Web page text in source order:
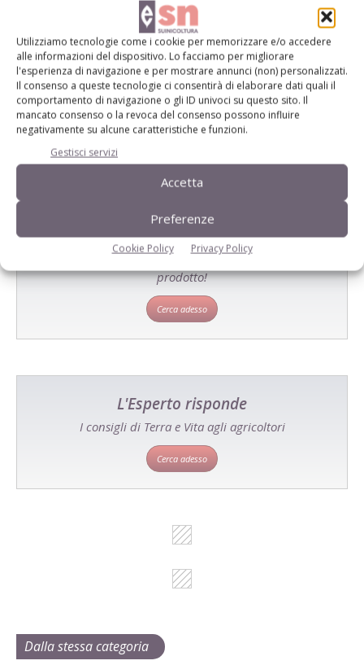
Utilizziamo tecnologie come i cookie per memorizzare e/o accedere
alle informazioni del dispositivo. Lo facciamo per migliorare
l'esperienza di navigazione e per mostrare annunci (non) personalizzati.
Il consenso a queste tecnologie ci consentirà di elaborare dati quali il
comportamento di navigazione o gli ID univoci su questo sito. Il
mancato consenso o la revoca del consenso possono influire
negativamente su alcune caratteristiche e funzioni.
Gestisci servizi
Accetta
Preferenze
Cookie Policy Privacy Policy
E-magazine
Tecniche, prodotti e servizi dalle aziende
Catalogo Aziende e Prodotti
Un modo semplice per cercare un'azienda o un
prodotto!
Cerca adesso
L'Esperto risponde
I consigli di Terra e Vita agli agricoltori
Cerca adesso
Dalla stessa categoria